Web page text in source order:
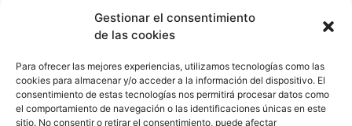
Gestionar el consentimiento
de las cookies
Para ofrecer las mejores experiencias, utilizamos tecnologías como las
cookies para almacenar y/o acceder a la información del dispositivo. El
consentimiento de estas tecnologías nos permitirá procesar datos como
el comportamiento de navegación o las identificaciones únicas en este
sitio. No consentir o retirar el consentimiento, puede afectar
representa más del 100% de incremento; piña, con 482
mil balboas, con un rendimiento de un 19 % de aumento
y tabaco, con más de 402 mil balboas lo que indica un
73% de crecimiento. La exportación de estos rubros
representa de manera significativa una oportunidad
para mejorar la calidad de vida de los que participan en